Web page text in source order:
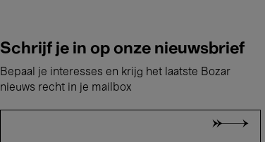
Schrijf je in op onze nieuwsbrief
Bepaal je interesses en krijg het laatste Bozar
nieuws recht in je mailbox